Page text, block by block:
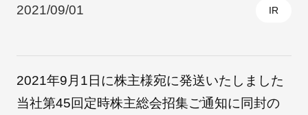
2021/09/01 IR
2021年9月1日に株主様宛に発送いたしました
当社第45回定時株主総会招集ご通知に同封の